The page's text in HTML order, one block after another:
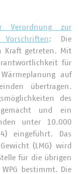
Verordnung zur
: Die
Kraft getreten. Mit
für
auf
übertragen.
des
gemacht und ein
unter 10.000
eingeführt. Das
(LMG) wird
für die übrigen
bestimmt. Die